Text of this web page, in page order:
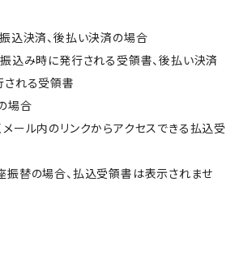
込決済、後払い決済の場合
込み時に発行される受領書、後払い決済
される受領書
場合
ール内のリンクからアクセスできる払込受
替の場合、払込受領書は表示されませ